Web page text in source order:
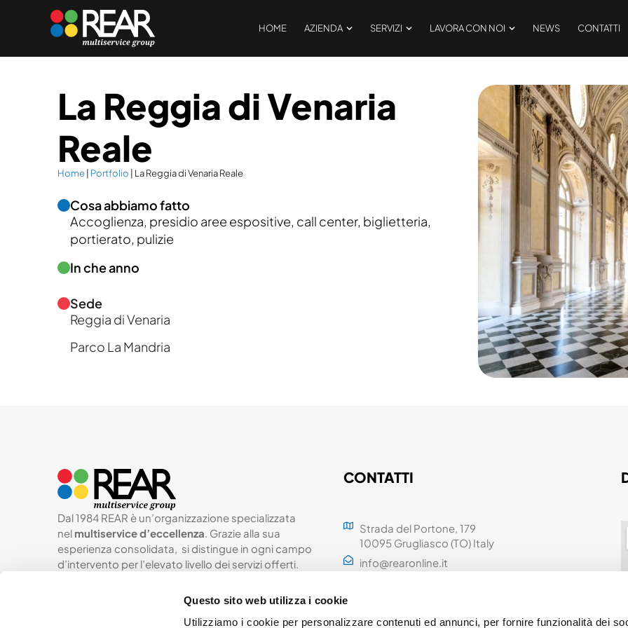
Questo sito web utilizza i cookie
Utilizziamo i cookie per personalizzare contenuti ed annunci, per fornire funzionalità dei
HOME AZIENDA SERVIZI LAVORA CON NOI NEWS CONTATTI
La Reggia di Venaria
Reale
Home Portfolio La Reggia di Venaria Reale
Cosa abbiamo fatto
Accoglienza, presidio aree espositive, call center, biglietteria,
portierato, pulizie
In che anno
Sede
Reggia di Venaria
Parco La Mandria
Dal 1984 REAR è un’organizzazione specializzata
nel multiservice d’eccellenza. Grazie alla sua
esperienza consolidata, si distingue in ogni campo
d’intervento per l’elevato livello dei servizi offerti.
CONTATTI
Strada del Portone, 179
10095 Grugliasco (TO) Italy
info@rearonline.it